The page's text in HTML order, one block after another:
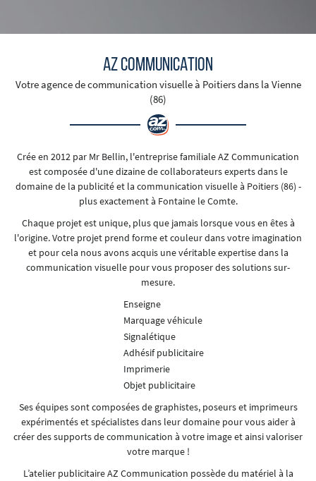
AZ COMMUNICATION
Votre agence de communication visuelleà Poitiers dans la Vienne
(86)
Crée en 2012 par Mr Bellin, l'entreprise familiale AZ Communication
est composée d'une dizaine de collaborateurs experts dans le
domaine de la publicité et la communication visuelle à Poitiers (86) -
plus exactement à Fontaine le Comte.
Chaque projet est unique, plus que jamais lorsque vous en êtes à
l'origine. Votre projet prend forme et couleur dans votre imagination
et pour cela nous avons acquis une véritable expertise dans la
communication visuelle pour vous proposer des solutions sur-
mesure.
Enseigne
Marquage véhicule
Signalétique
Adhésif publicitaire
Imprimerie
Objet publicitaire
Ses équipes sont composées de graphistes, poseurs et imprimeurs
expérimentés et spécialistes dans leur domaine pour vous aider à
créer des supports de communication à votre image et ainsi valoriser
votre marque !
L’atelier publicitaire AZ Communication possède du matériel à la